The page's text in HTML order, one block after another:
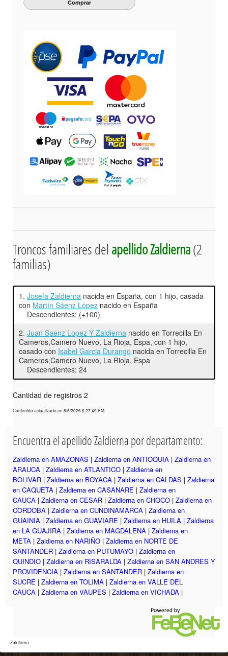
Troncos familiares delapellido Zaldierna(2
familias)
1. Josefa Zaldierna nacida en España, con 1 hijo, casada
con Martín Sáenz López nacido en España
Descendientes: (+100)
2. Juan Saenz Lopez Y Zaldierna nacido en Torrecilla En
Cameros,Camero Nuevo, La Rioja, Espa, con 1 hijo,
casado con Isabel Garcia Durango nacida en Torrecilla En
Cameros,Camero Nuevo, La Rioja, Espa
Descendientes: 24
Cantidad de registros 2
Contenido actualizado en 8/5/2026 6:27:49 PM
Encuentra el apellido Zaldierna por departamento:
Zaldierna en AMAZONAS | Zaldierna en ANTIOQUIA | Zaldierna en
ARAUCA | Zaldierna en ATLANTICO | Zaldierna en
BOLIVAR | Zaldierna en BOYACA | Zaldierna en CALDAS | Zaldierna
en CAQUETA | Zaldierna en CASANARE | Zaldierna en
CAUCA | Zaldierna en CESAR | Zaldierna en CHOCO | Zaldierna en
CORDOBA | Zaldierna en CUNDINAMARCA | Zaldierna en
GUAINIA | Zaldierna en GUAVIARE | Zaldierna en HUILA | Zaldierna
en LA GUAJIRA | Zaldierna en MAGDALENA | Zaldierna en
META | Zaldierna en NARIÑO | Zaldierna en NORTE DE
SANTANDER | Zaldierna en PUTUMAYO | Zaldierna en
QUINDIO | Zaldierna en RISARALDA | Zaldierna en SAN ANDRES Y
PROVIDENCIA | Zaldierna en SANTANDER | Zaldierna en
SUCRE | Zaldierna en TOLIMA | Zaldierna en VALLE DEL
CAUCA | Zaldierna en VAUPES | Zaldierna en VICHADA |
Zaldierna